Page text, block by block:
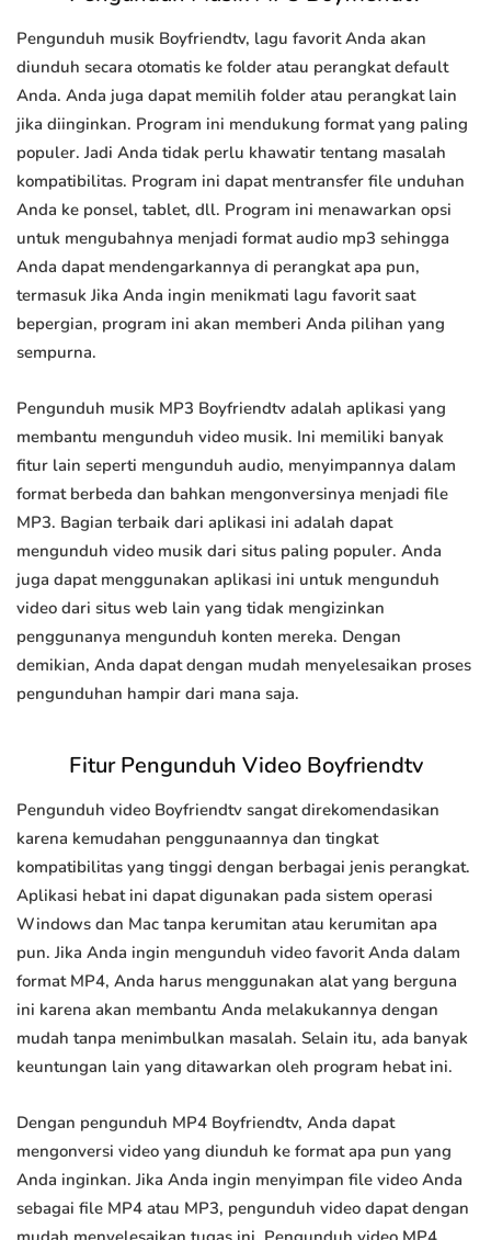
Pengunduh musik Boyfriendtv, lagu favorit Anda akan
diunduh secara otomatis ke folder atau perangkat default
Anda. Anda juga dapat memilih folder atau perangkat lain
jika diinginkan. Program ini mendukung format yang paling
populer. Jadi Anda tidak perlu khawatir tentang masalah
kompatibilitas. Program ini dapat mentransfer file unduhan
Anda ke ponsel, tablet, dll. Program ini menawarkan opsi
untuk mengubahnya menjadi format audio mp3 sehingga
Anda dapat mendengarkannya di perangkat apa pun,
termasuk Jika Anda ingin menikmati lagu favorit saat
bepergian, program ini akan memberi Anda pilihan yang
sempurna.
Pengunduh musik MP3 Boyfriendtv adalah aplikasi yang
membantu mengunduh video musik. Ini memiliki banyak
fitur lain seperti mengunduh audio, menyimpannya dalam
format berbeda dan bahkan mengonversinya menjadi file
MP3. Bagian terbaik dari aplikasi ini adalah dapat
mengunduh video musik dari situs paling populer. Anda
juga dapat menggunakan aplikasi ini untuk mengunduh
video dari situs web lain yang tidak mengizinkan
penggunanya mengunduh konten mereka. Dengan
demikian, Anda dapat dengan mudah menyelesaikan proses
pengunduhan hampir dari mana saja.
Fitur Pengunduh Video Boyfriendtv
Pengunduh video Boyfriendtv sangat direkomendasikan
karena kemudahan penggunaannya dan tingkat
kompatibilitas yang tinggi dengan berbagai jenis perangkat.
Aplikasi hebat ini dapat digunakan pada sistem operasi
Windows dan Mac tanpa kerumitan atau kerumitan apa
pun. Jika Anda ingin mengunduh video favorit Anda dalam
format MP4, Anda harus menggunakan alat yang berguna
ini karena akan membantu Anda melakukannya dengan
mudah tanpa menimbulkan masalah. Selain itu, ada banyak
keuntungan lain yang ditawarkan oleh program hebat ini.
Dengan pengunduh MP4 Boyfriendtv, Anda dapat
mengonversi video yang diunduh ke format apa pun yang
Anda inginkan. Jika Anda ingin menyimpan file video Anda
sebagai file MP4 atau MP3, pengunduh video dapat dengan